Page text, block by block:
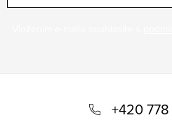
+420